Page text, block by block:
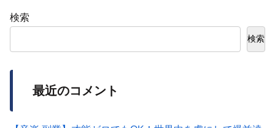
検索
検索
最近のコメント